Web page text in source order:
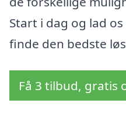
Start i dag og lad
finde den bedste
Få 3 tilbud, gratis